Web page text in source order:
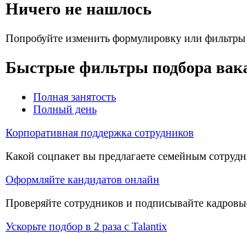
Ничего не нашлось
Попробуйте изменить формулировку или фильтры
Быстрые фильтры подбора
Полная занятость
Полный день
Корпоративная поддержка сотрудников
Какой соцпакет вы предлагаете семейным
Оформляйте кандидатов онлайн
Проверяйте сотрудников и подписывайте
Ускорьте подбор в 2 раза с Talantix